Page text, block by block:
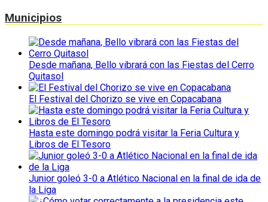
Municipios
Desde mañana, Bello vibrará con las Fiestas del Cerro
Quitasol
El Festival del Chorizo se vive en Copacabana
Hasta este domingo podrá visitar la Feria Cultura y
Libros de El Tesoro
Junior goleó 3-0 a Atlético Nacional en la final de ida de
la Liga